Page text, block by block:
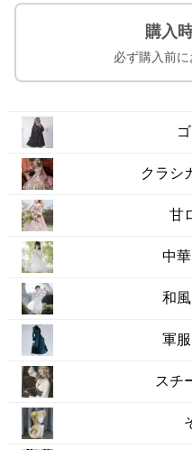
購入
必ず購入前に
クラシ
甘
中
和
軍
スチ